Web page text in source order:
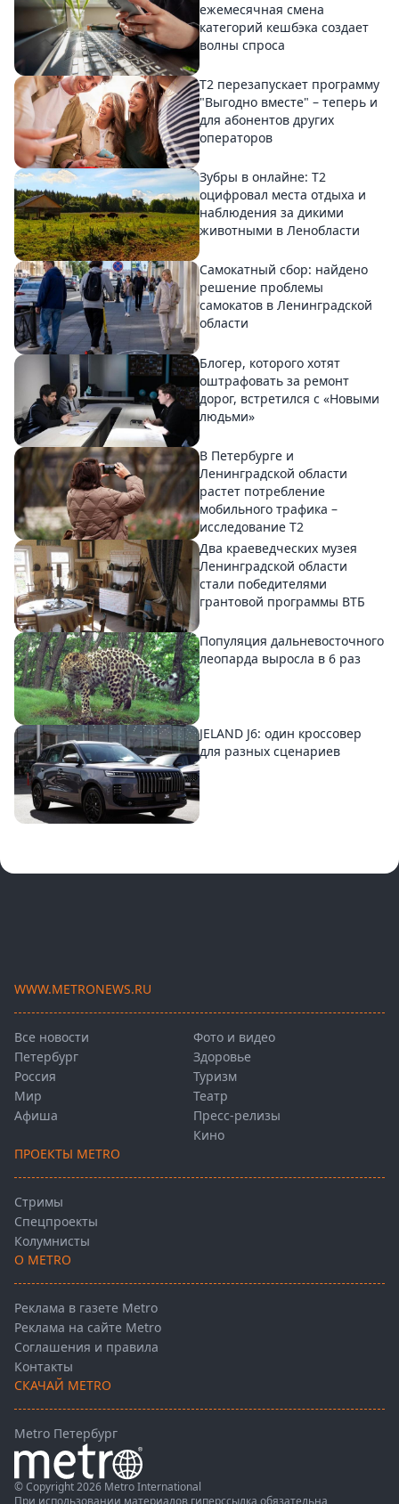
ежемесячная смена
категорий кешбэка создает
волны спроса
Т2 перезапускает программу
"Выгодно вместе" – теперь и
для абонентов других
операторов
Зубры в онлайне: Т2
оцифровал места отдыха и
наблюдения за дикими
животными в Ленобласти
Самокатный сбор: найдено
решение проблемы
самокатов в Ленинградской
области
Блогер, которого хотят
оштрафовать за ремонт
дорог, встретился с «Новыми
людьми»
В Петербурге и
Ленинградской области
растет потребление
мобильного трафика –
исследование T2
Два краеведческих музея
Ленинградской области
стали победителями
грантовой программы ВТБ
Популяция дальневосточного
леопарда выросла в 6 раз
JELAND J6: один кроссовер
для разных сценариев
WWW.METRONEWS.RU
Все новости
Петербург
Россия
Мир
Афиша
Фото и видео
Здоровье
Туризм
Театр
Пресс-релизы
Кино
ПРОЕКТЫ METRO
Стримы
Спецпроекты
Колумнисты
О METRO
Реклама в газете Metro
Реклама на сайте Metro
Соглашения и правила
Контакты
СКАЧАЙ METRO
Metro Петербург
© Copyright 2026 Metro International
При использовании материалов гиперссылка обязательна